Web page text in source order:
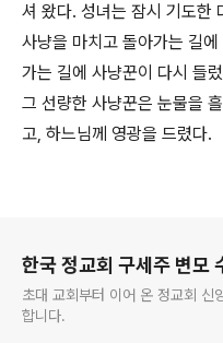
셔 왔다. 성녀는 잠시 기도한
사냥을 마치고 돌아가는 길
가는 길에 사냥꾼이 다시 들
그 선량한 사냥꾼은 눈물을
고, 하느님께 영광을 드렸다.
한국 정교회 구세주 변모
초대 교회부터 이어 온 정교회 신
합니다.